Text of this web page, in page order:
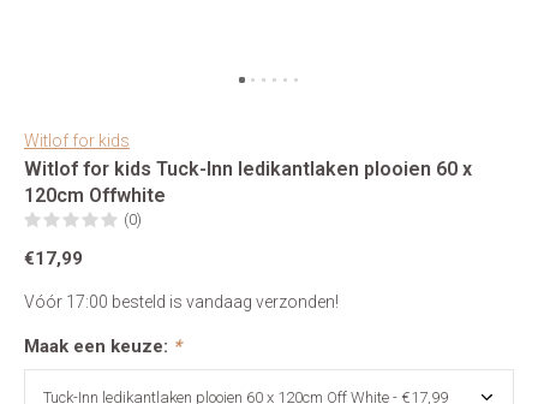
Witlof for kids
Witlof for kids Tuck-Inn ledikantlaken plooien 60 x
120cm Offwhite
(0)
€17,99
Vóór 17:00 besteld is vandaag verzonden!
Maak een keuze: *